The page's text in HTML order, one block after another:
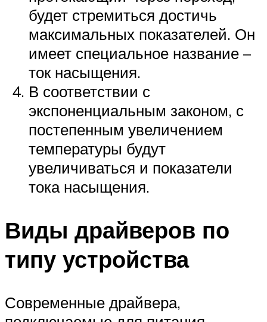
будет стремиться достичь
максимальных показателей. Он
имеет специальное название –
ток насыщения.
В соответствии с
экспоненциальным законом, с
постепенным увеличением
температуры будут
увеличиваться и показатели
тока насыщения.
Виды драйверов по
типу устройства
Современные драйвера,